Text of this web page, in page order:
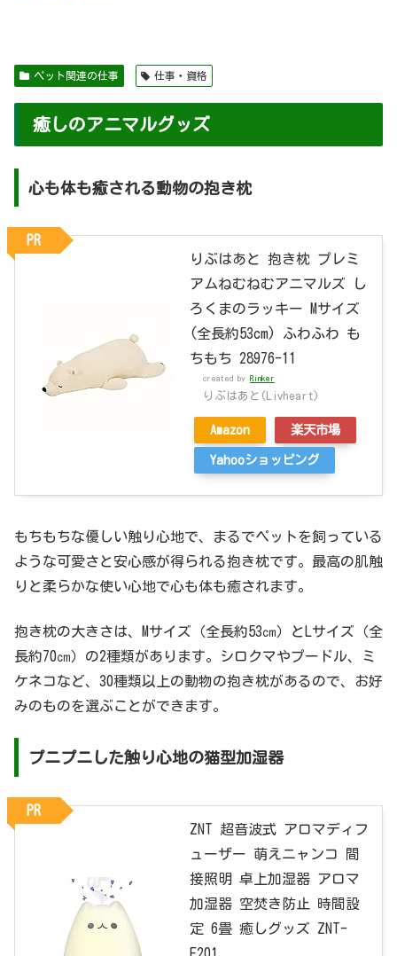
ペット関連の仕事 仕事・資格
癒しのアニマルグッズ
心も体も癒される動物の抱き枕
りぶはあと 抱き枕 プレミ
アムねむねむアニマルズ し
ろくまのラッキー Mサイズ
(全長約53cm) ふわふわ も
ちもち 28976-11
created by Rinker
りぶはあと(Livheart)
Amazon 楽天市場
Yahooショッピング
PR
もちもちな優しい触り心地で、まるでペットを飼っている
ような可愛さと安心感が得られる抱き枕です。最高の肌触
りと柔らかな使い心地で心も体も癒されます。
抱き枕の大きさは、Mサイズ（全長約53㎝）とLサイズ（全
長約70㎝）の2種類があります。シロクマやプードル、ミ
ケネコなど、30種類以上の動物の抱き枕があるので、お好
みのものを選ぶことができます。
プニプニした触り心地の猫型加湿器
ZNT 超音波式 アロマディフ
ューザー 萌えニャンコ 間
接照明 卓上加湿器 アロマ
加湿器 空焚き防止 時間設
定 6畳 癒しグッズ ZNT-
E201
PR